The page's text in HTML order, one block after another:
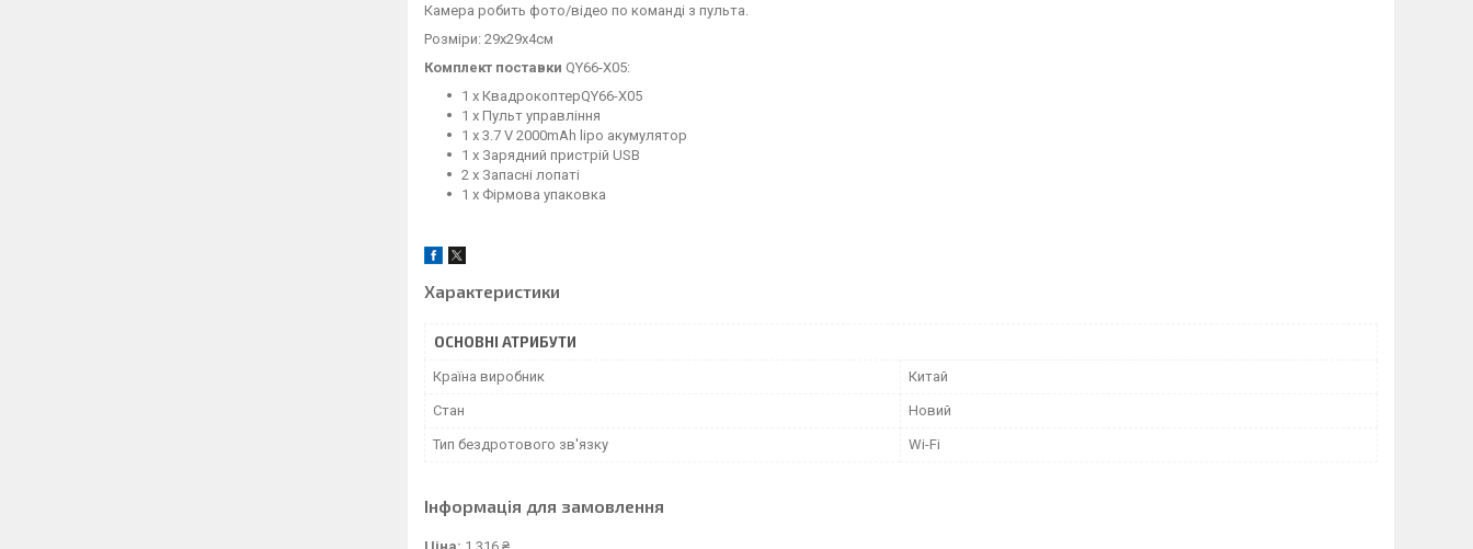
Камера робить фото/відео по команді з пульта.
Розміри: 29х29х4см
Комплект поставки QY66-X05:
1 x КвадрокоптерQY66-X05
1 x Пульт управління
1 x 3.7 V 2000mAh lipo акумулятор
1 x Зарядний пристрій USB
2 x Запасні лопаті
1 x Фірмова упаковка
Характеристики
ОСНОВНІ АТРИБУТИ
Країна виробник Китай
Стан Новий
Тип бездротового зв'язку Wi-Fi
Інформація для замовлення